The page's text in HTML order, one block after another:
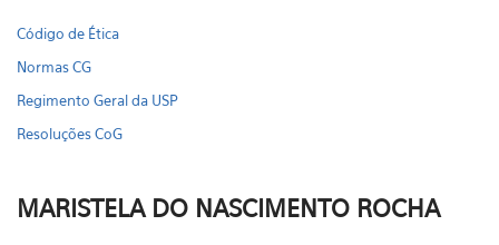
Código de Ética
Normas CG
Regimento Geral da USP
Resoluções CoG
MARISTELA DO NASCIMENTO ROCHA